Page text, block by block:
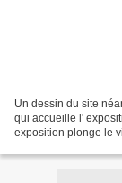
Un dessin du site
qui accueille l'
exposition plonge le